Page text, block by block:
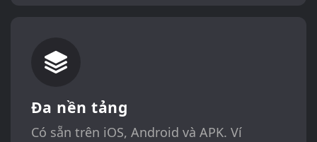
Đa nền tảng
Có sẵn trên iOS, Android và APK. Ví